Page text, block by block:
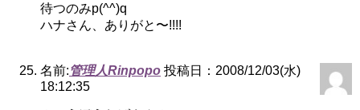
待つのみp(^^)q
ハナさん、ありがと〜!!!!
名前:管理人Rinpopo 投稿日：2008/12/03(水)
18:12:35